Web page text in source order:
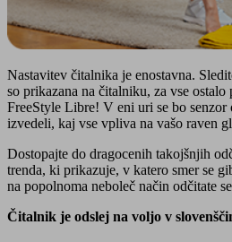
Nastavitev čitalnika je enostavna.
so prikazana na čitalniku, za vse ostalo
FreeStyle Libre! V eni uri se bo senzor
izvedeli, kaj vse vpliva na vašo raven
Dostopajte do dragocenih takojšnjih
trenda, ki prikazuje, v katero smer se
na popolnoma neboleč način odčitate
Čitalnik je odslej na voljo v